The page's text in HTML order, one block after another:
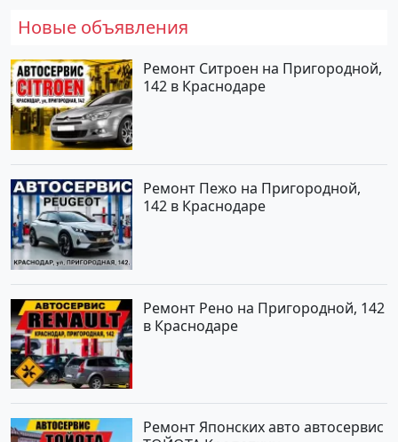
Новые объявления
Ремонт Ситроен на Пригородной,
142 в Краснодаре
Ремонт Пежо на Пригородной,
142 в Краснодаре
Ремонт Рено на Пригородной, 142
в Краснодаре
Ремонт Японских авто автосервис